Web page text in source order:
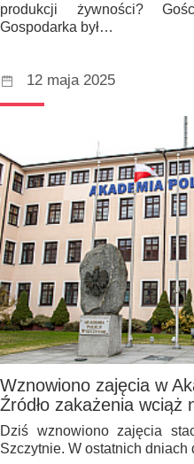
produkcji żywności?
Gospodarka był…
12 maja 2025
Wznowiono zajęcia w
Źródło zakażenia wciąż
Dziś wznowiono zajęcia
Szczytnie. W ostatnich dniach